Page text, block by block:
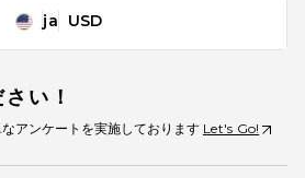
Change Country Regions
ja USD
い！
アンケートを実施しております Let's Go!